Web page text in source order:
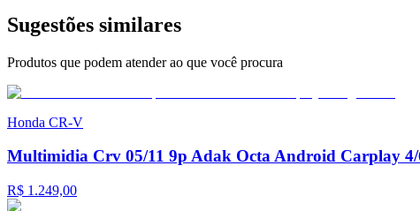
Sugestões similares
Produtos que podem atender ao que você procura
Honda CR-V
Multimidia Crv 05/11 9p Adak Octa Android Carplay 4/
R$ 1.249,00